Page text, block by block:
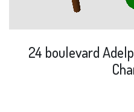
24 boulevard